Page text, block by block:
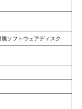
ソフトウェアディスク